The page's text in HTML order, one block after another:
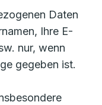
Daten
Ihre E-
nur, wenn
gegeben ist.